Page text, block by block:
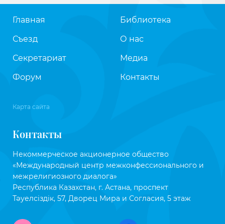
Главная
Съезд
Секретариат
Форум
Библиотека
О нас
Медиа
Контакты
Карта сайта
Контакты
Некоммерческое акционерное общество
«Международный центр межконфессионального и
межрелигиозного диалога»
Республика Казахстан, г. Астана, проспект
Тәуелсіздік, 57, Дворец Мира и Согласия, 5 этаж